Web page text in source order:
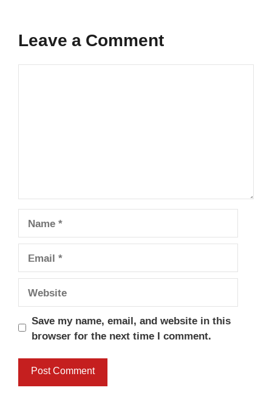
Leave a Comment
Comment
Name
Email
Website
Save my name, email, and website in this
browser for the next time I comment.